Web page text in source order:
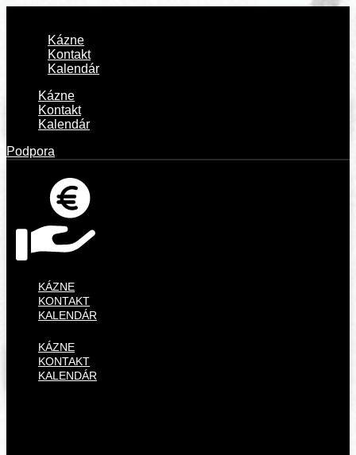
Kázne
Kontakt
Kalendár
Kázne
Kontakt
Kalendár
Podpora
KÁZNE
KONTAKT
KALENDÁR
KÁZNE
KONTAKT
KALENDÁR